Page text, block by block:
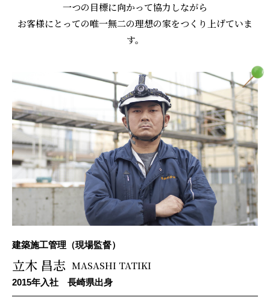
一つの目標に向かって協力しながら
お客様にとっての唯一無二の理想の家をつくり上げていま
す。
建築施工管理（現場監督）
立木 昌志 MASASHI TATIKI
2015年入社 長崎県出身